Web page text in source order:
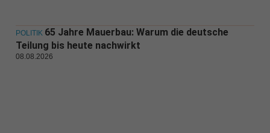
POLITIK 65 Jahre Mauerbau: Warum die deutsche
Teilung bis heute nachwirkt
08.08.2026